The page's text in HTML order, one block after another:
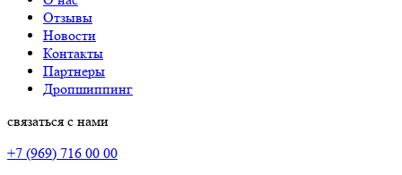
Отзывы
Новости
Контакты
Партнеры
Дропшиппинг
связаться с нами
+7 (969) 716 00 00